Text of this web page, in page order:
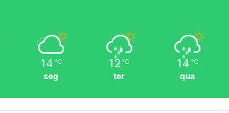
14 ℃
seg
12 ℃
ter
14 ℃
qua